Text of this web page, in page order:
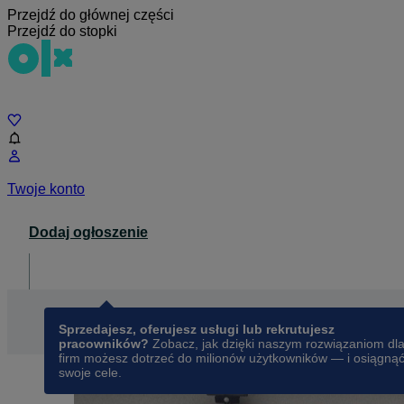
Przejdź do głównej części
Przejdź do stopki
Twoje konto
Dodaj ogłoszenie
Sprzedajesz, oferujesz usługi lub rekrutujesz
pracowników? Zobacz, jak dzięki naszym rozwiązaniom dla
firm możesz dotrzeć do milionów użytkowników — i osiągnąć
swoje cele.